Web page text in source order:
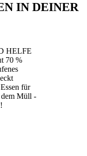
IN DEINER
HELFE
70 %
für
dem Müll -